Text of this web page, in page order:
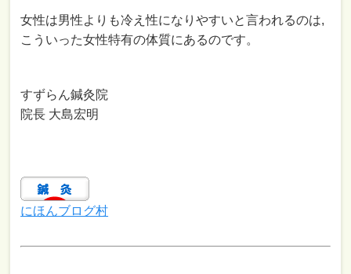
女性は男性よりも冷え性になりやすいと言われるのは,
こういった女性特有の体質にあるのです。
すずらん鍼灸院
院長 大島宏明
にほんブログ村